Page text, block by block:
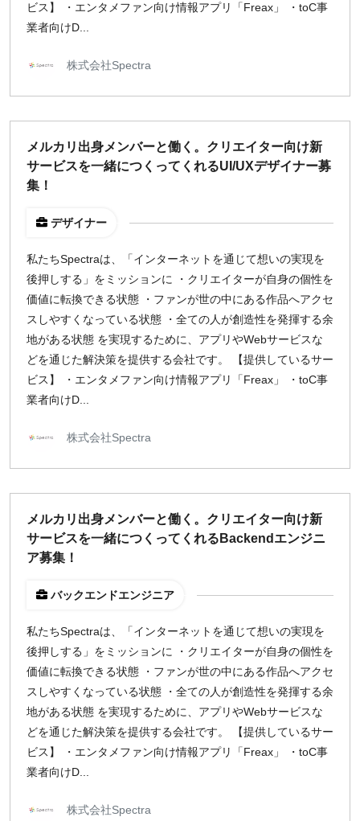
ビス】 ・エンタメファン向け情報アプリ「Freax」 ・toC事
業者向けD...
株式会社Spectra
メルカリ出身メンバーと働く。クリエイター向け新
サービスを一緒につくってくれるUI/UXデザイナー募
集！
デザイナー
私たちSpectraは、「インターネットを通じて想いの実現を
後押しする」をミッションに ・クリエイターが自身の個性を
価値に転換できる状態 ・ファンが世の中にある作品へアクセ
スしやすくなっている状態 ・全ての人が創造性を発揮する余
地がある状態 を実現するために、アプリやWebサービスな
どを通じた解決策を提供する会社です。 【提供しているサー
ビス】 ・エンタメファン向け情報アプリ「Freax」 ・toC事
業者向けD...
株式会社Spectra
メルカリ出身メンバーと働く。クリエイター向け新
サービスを一緒につくってくれるBackendエンジニ
ア募集！
バックエンドエンジニア
私たちSpectraは、「インターネットを通じて想いの実現を
後押しする」をミッションに ・クリエイターが自身の個性を
価値に転換できる状態 ・ファンが世の中にある作品へアクセ
スしやすくなっている状態 ・全ての人が創造性を発揮する余
地がある状態 を実現するために、アプリやWebサービスな
どを通じた解決策を提供する会社です。 【提供しているサー
ビス】 ・エンタメファン向け情報アプリ「Freax」 ・toC事
業者向けD...
株式会社Spectra